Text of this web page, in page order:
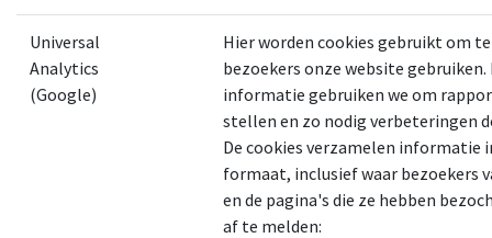
Universal
Analytics
(Google)
Hier worden cookies gebruikt om
bezoekers onze website gebruiken.
informatie gebruiken we om
stellen en zo nodig verbeteringen
De cookies verzamelen informatie
formaat, inclusief waar bezoekers
en de pagina's die ze hebben
af te melden: